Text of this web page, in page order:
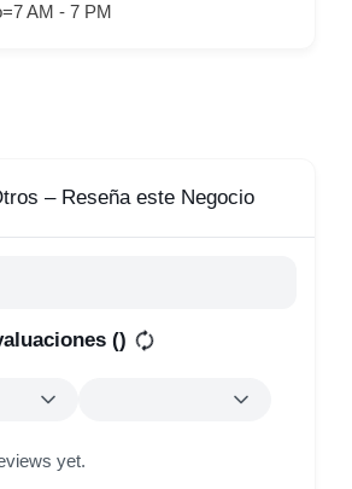
AM - 7 PM
– Reseña este Negocio
()
yet.